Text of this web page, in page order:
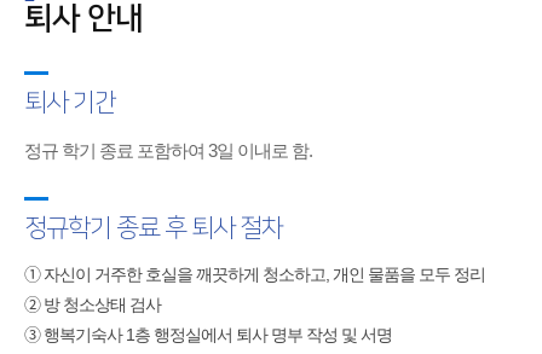
퇴사 안내
퇴사 기간
정규 학기 종료 포함하여 3일 이내로 함.
정규학기 종료 후 퇴사 절차
➀ 자신이 거주한 호실을 깨끗하게 청소하고, 개인 물품을 모두 정리
➁ 방 청소상태 검사
➂ 행복기숙사 1층 행정실에서 퇴사 명부 작성 및 서명